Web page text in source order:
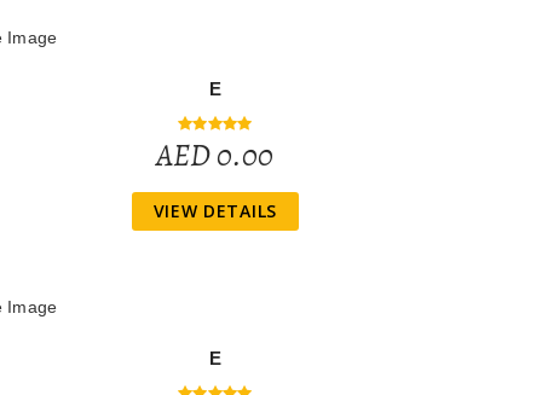
E
AED 0.00
VIEW DETAILS
E